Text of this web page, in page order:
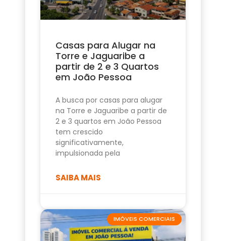
Casas para Alugar na
Torre e Jaguaribe a
partir de 2 e 3 Quartos
em João Pessoa
A busca por casas para alugar
na Torre e Jaguaribe a partir de
2 e 3 quartos em João Pessoa
tem crescido
significativamente,
impulsionada pela
SAIBA MAIS
IMÓVEIS COMERCIAIS